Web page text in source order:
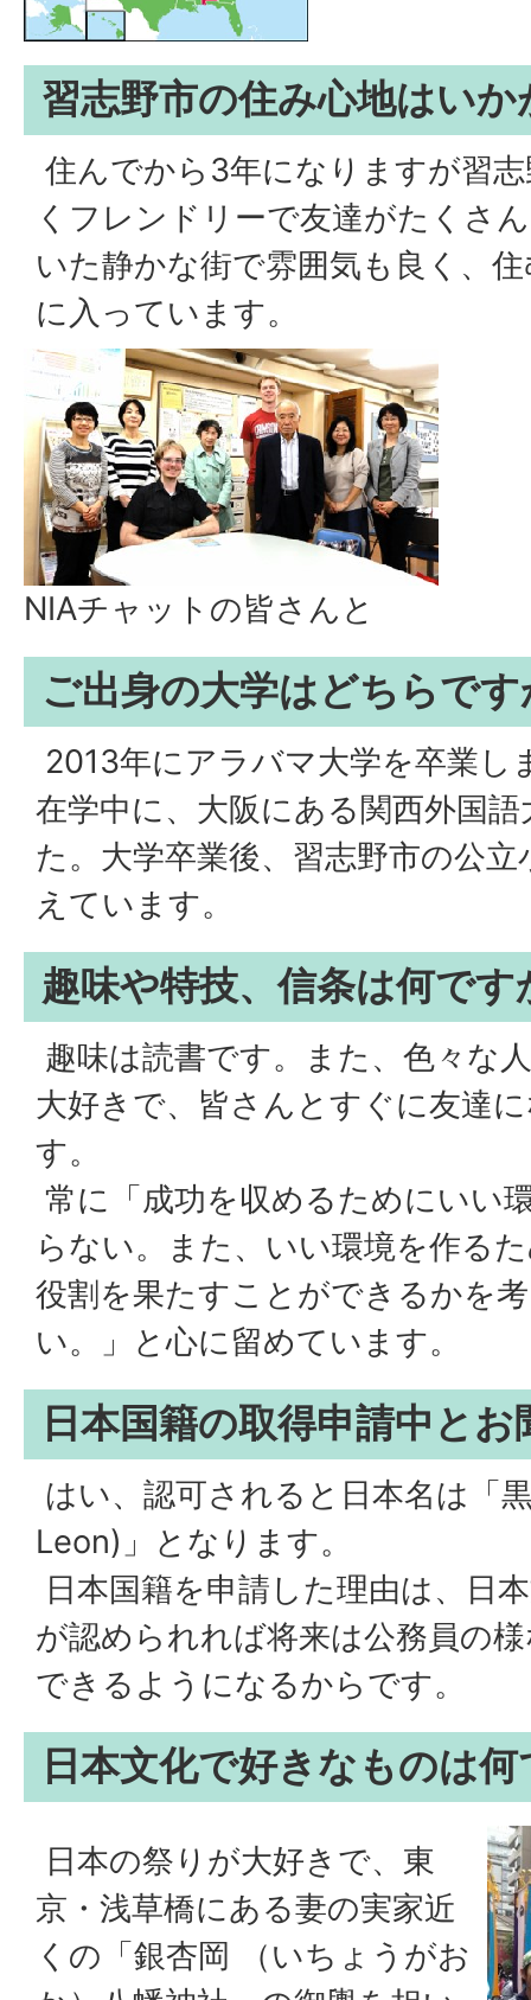
習志野市の住み心地はい
住んでから3年になりますが習
くフレンドリーで友達がたくさ
いた静かな街で雰囲気も良く、
に入っています。
NIAチャットの皆さんと
ご出身の大学はどちらです
2013年にアラバマ大学を卒業し
在学中に、大阪にある関西外国
た。大学卒業後、習志野市の公
えています。
趣味や特技、信条は何です
趣味は読書です。また、色々な
大好きで、皆さんとすぐに友達
す。
常に「成功を収めるためにいい
らない。また、いい環境を作る
役割を果たすことができるかを
い。」と心に留めています。
日本国籍の取得申請中と
はい、認可されると日本名は「
Leon)」となります。
日本国籍を申請した理由は、日
が認められれば将来は公務員の
できるようになるからです。
日本文化で好きなものは
日本の祭りが大好きで、東
京・浅草橋にある妻の実家近
くの「銀杏岡 （いちょうがお